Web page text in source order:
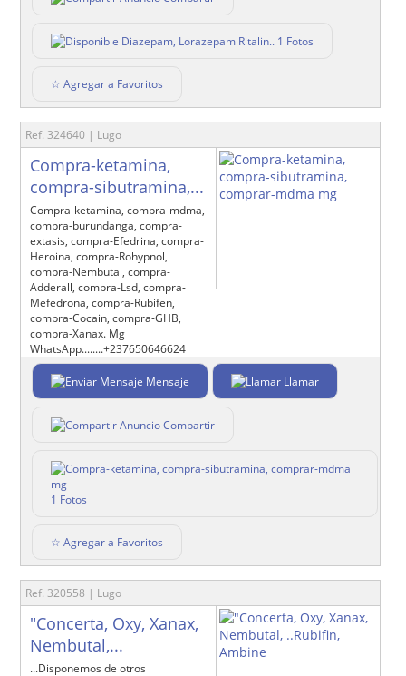
1 Fotos
☆ Agregar a Favoritos
Ref. 324640 | Lugo
Compra-ketamina,
compra-sibutramina,...
Compra-ketamina, compra-mdma,
compra-burundanga, compra-
extasis, compra-Efedrina, compra-
Heroina, compra-Rohypnol,
compra-Nembutal, compra-
Adderall, compra-Lsd, compra-
Mefedrona, compra-Rubifen,
compra-Cocain, compra-GHB,
compra-Xanax. Mg
WhatsApp........+237650646624
Mensaje Llamar
Compartir
1 Fotos
☆ Agregar a Favoritos
Ref. 320558 | Lugo
"Concerta, Oxy, Xanax,
Nembutal,...
...Disponemos de otros